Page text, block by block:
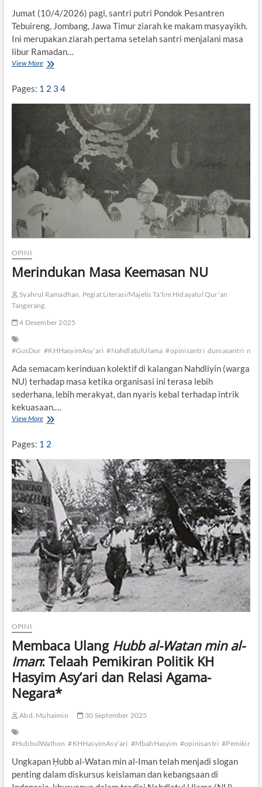
a
y
i
m
A
a
r
i
Jumat (10/4/2026) pagi, santri putri Pondok Pesantren
Tebuireng, Jombang, Jawa Timur ziarah ke makam masyayikh.
Ini merupakan ziarah pertama setelah santri menjalani masa
libur Ramadan…
View MoreS
t
r
i
T
e
g
Z
i
h
e
M
k
m
a
s
a
y
i
Pages: 1 2 3 4
OPINI
Merindukan Masa Keemasan NU
Syahrul Ramadhan, Pegiat Literasi/Majelis Ta'lim Hidayatul Qur'an
Tangerang.
4 Desember 2025
#GusDur #KHHasyimAsy’ari #NahdlatulUlama #opinisantri duniasantri nu
Ada semacam kerinduan kolektif di kalangan Nahdliyin (warga
NU) terhadap masa ketika organisasi ini terasa lebih
sederhana, lebih merakyat, dan nyaris kebal terhadap intrik
kekuasaan.…
View MoreM
i
n
d
u
k
a
n
M
a
s
a
K
e
e
m
a
n
N
U
Pages: 1 2
OPINI
Membaca Ulang Hubb al-Watan min al-
Iman: Telaah Pemikiran Politik KH
Hasyim Asy’ari dan Relasi Agama-
Negara*
Abd. Muhaimin 30 September 2025
#HubbulWathon #KHHasyimAsy’ari #MbahHasyim #opinisantri
Ungkapan Ḥubb al-Watan min al-Iman telah menjadi slogan
penting dalam diskursus keislaman dan kebangsaan di